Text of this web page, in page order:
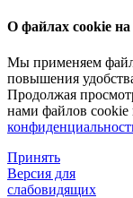
О файлах cookie на
Мы применяем
повышения
Продолжая
нами файлов cookie
Принять
Версия для
слабовидящих